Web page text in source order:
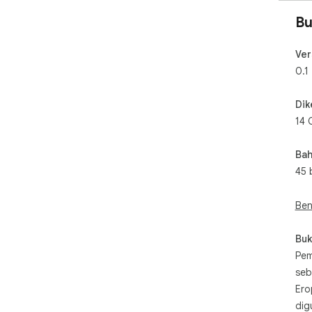
0.1
14
45